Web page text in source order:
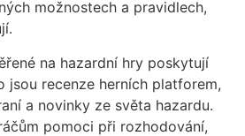
možnostech a pravidlech,
na hazardní hry poskytují
jsou recenze herních platforem,
a novinky ze světa hazardu.
pomoci při rozhodování,